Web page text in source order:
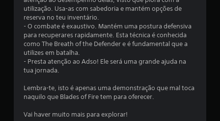
3
e
s
r
utilização. Usa-as com sabedoria e mantém opções de
reserva no teu inventário.
- O combate é exaustivo. Mantém uma postura defensiva
para recuperares rapidamente. Esta técnica é conhecida
como The Breath of the Defender e é fundamental que a
utilizes em batalha.
- Presta atenção ao Adso! Ele será uma grande ajuda na
tua jornada.
Lembra-te, isto é apenas uma demonstração que mal toca
naquilo que Blades of Fire tem para oferecer.
Vai haver muito mais para explorar!